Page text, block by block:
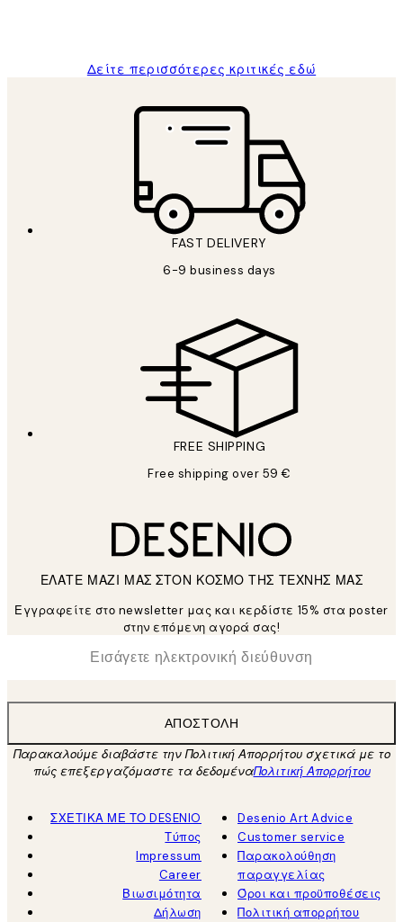
Δείτε περισσότερες κριτικές εδώ
FAST DELIVERY
6-9 business days
FREE SHIPPING
Free shipping over 59 €
ΕΛΑΤΕ ΜΑΖΙ ΜΑΣ ΣΤΟΝ ΚΟΣΜΟ ΤΗΣ ΤΕΧΝΗΣ ΜΑΣ
Εγγραφείτε στο newsletter μας και κερδίστε 15% στα poster
στην επόμενη αγορά σας!
Ηλεκτρονική Διεύθυνση
ΑΠΟΣΤΟΛΉ
Παρακαλούμε διαβάστε την Πολιτική Απορρήτου σχετικά με το
πώς επεξεργαζόμαστε τα δεδομέναΠολιτική Απορρήτου
ΣΧΕΤΙΚΑ ΜΕ ΤΟ DESENIO
Τύπος
Impressum
Career
Βιωσιμότητα
Δήλωση
Desenio Art Advice
Customer service
Παρακολούθηση
παραγγελίας
Όροι και προϋποθέσεις
Πολιτική απορρήτου